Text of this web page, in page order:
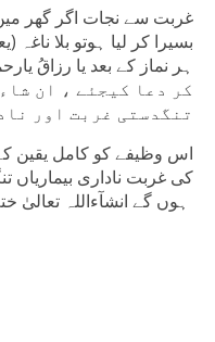
غربت سے نجات اگر گھر
کر دعا کیجئے ، ان
تنگدستی غربت اور
اس وظیفے کو کامل یقین
کی غربت ناداری بیماریاں